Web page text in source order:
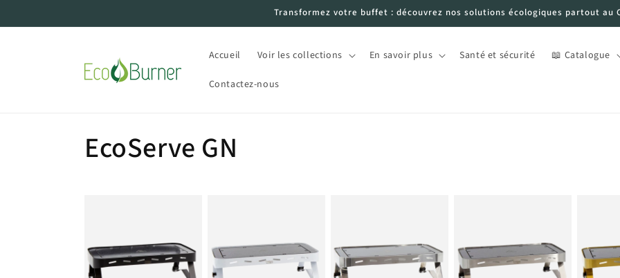
au
Transformez votre buffet : découvrez nos solutions écologiques partout au
Accueil Voir les collections En savoir plus Santé et sécurité 📖 Catalogue
Contactez-nous
C
l
EcoServe GN